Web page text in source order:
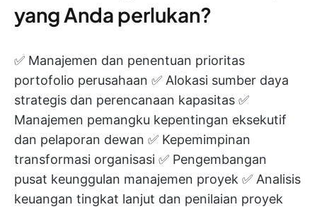
yang Anda perlukan?
✅ Manajemen dan penentuan prioritas
portofolio perusahaan ✅ Alokasi sumber daya
strategis dan perencanaan kapasitas ✅
Manajemen pemangku kepentingan eksekutif
dan pelaporan dewan ✅ Kepemimpinan
transformasi organisasi ✅ Pengembangan
pusat keunggulan manajemen proyek ✅ Analisis
keuangan tingkat lanjut dan penilaian proyek